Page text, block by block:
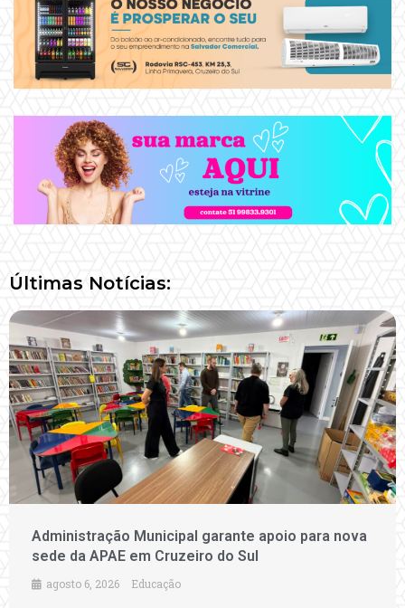
Últimas Notícias:
Administração Municipal garante apoio para nova
sede da APAE em Cruzeiro do Sul
agosto 6, 2026 Educação